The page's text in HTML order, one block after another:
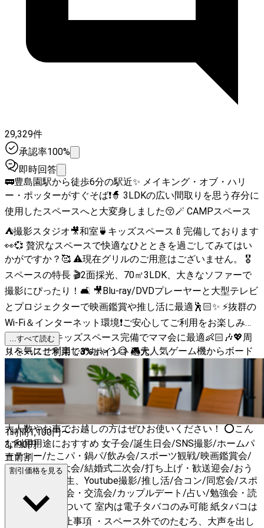
29,329件
承認率100%
即時回答
🚃豊島園駅から徒歩6分の駅近✨ メイキング・オブ・ハリ
ー・ポッターがすぐそば❗🧙 3LDKの広い間取りを思う存分に
使用したスペースへと大変身しました😚🪄 CAMPスペース
⛺撮影スタジオ🎥和室🍵キッズスペース🍼完備しております
👀💞 贅沢なスペースで快適なひとときを過ごしてみてはい
かがですか？🥰 ⚠️現在グリルのご用意はございません。 🎖
スペースの特長 🎬2面採光、70㎡3LDK、大きなソファーで
撮影にぴったり！🛋 🎥Blu-ray/DVDプレーヤーと大型テレビ
とプロジェクターで映画鑑賞や推し活に最適🕺🏻✨ ⚡抜群の
Wi-Fi＆インターネット環境❗ご安心してご利用をお楽しみく
ださい📣 🍭キッズスペース完備でママ会に最適👶🏻🎶💖周
りを気にせず楽しめちゃう😌 🎮大人気ゲーム機からボード
ゲームあり❗みんなでワイワイしちゃおう🥸✨ 白ホリと和室
で撮影にぴったり🎥 🌇撮影時のみバルコニーも使用🆗❗ ※
騒音トラブルにご注意ください 🏠広さ 70㎡ 3LDK 🗺周辺
情報 ☆駐車場情報☆ 建物の一階がコインパーキングです！
大人数やお車でお越しの方はぜひお使いください！ ⭕️こん
な利用用途におすすめ 女子会/誕生日会/SNS撮影/ホームパ
ーティー/たこパ・鍋パ/飲み会/スポーツ観戦/映画鑑賞会/
ボードゲーム大会/結婚式二次会/打ち上げ・歓送迎会/おう
ちデート/ニコ生、Youtube撮影/推し活/合コン/同窓会/スポ
ーツ観戦/オフ会・交流会/カップルデート/占い/勉強会・読
...すべて読む
スペースご利用で3%ポイント還元
1時間1,100円〜
3,190円
直前割
割引価格を見る